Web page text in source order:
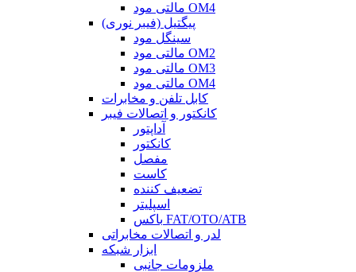
مالتی مود OM4
پیگتیل (فیبر نوری)
سینگل مود
مالتی مود OM2
مالتی مود OM3
مالتی مود OM4
کابل تلفن و مخابرات
کانکتور و اتصالات فیبر
آداپتور
کانکتور
مفصل
کاست
تضعیف کننده
اسپلیتر
باکس FAT/OTO/ATB
لدر و اتصالات مخابراتی
ابزار شبکه
ملزومات جانبی